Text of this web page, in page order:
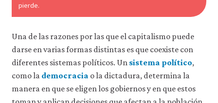
pierde.
Una de las razones por las que el capitalismo puede
darse en varias formas distintas es que coexiste con
diferentes sistemas políticos. Un sistema político,
como la democracia o la dictadura, determina la
manera en que se eligen los gobiernos y en que estos